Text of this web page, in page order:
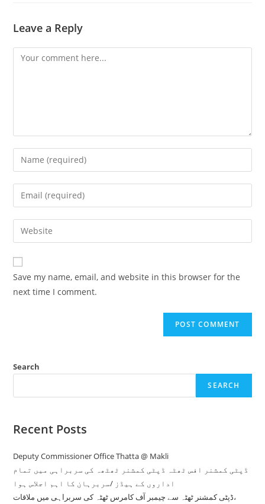
Leave a Reply
Save my name, email, and website in this browser for the
next time I comment.
Search
SEARCH
Recent Posts
Deputy Commissioner Office Thatta @ Makli
ڈپٹی کمشنر افس ٹھٹہ ڈپٹی کمشنر ٹھٹھہ کی سربراہی میں تمام
اداروں کے ہیڈز /سربرہان کا اہم اجلاس ہوا
ڈپٹی کمشنر ٹھٹہ سے چیمبر آف کامرس ٹھٹہ کی سربراہی میں ملاقات،